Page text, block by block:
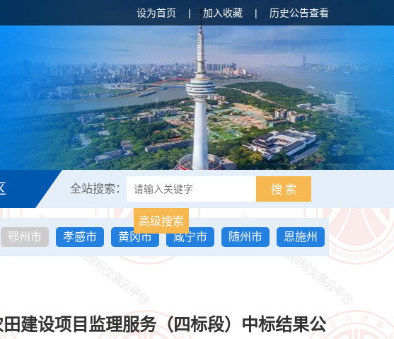
设为首页 | 加入收藏 | 历史公告查看
全站搜索： 搜 索
高级搜索
鄂州市 孝感市 黄冈市 咸宁市 随州市
恩施州
建设项目监理服务（四标段）中标结果公